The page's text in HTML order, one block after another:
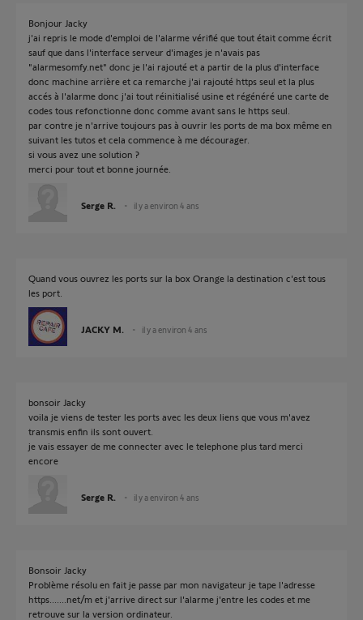
Bonjour Jacky
j'ai repris le mode d'emploi de l'alarme vérifié que tout était comme écrit
sauf que dans l'interface serveur d'images je n'avais pas
"alarmesomfy.net" donc je l'ai rajouté et a partir de la plus d'interface
donc machine arrière et ca remarche j'ai rajouté https seul et la plus
accés à l'alarme donc j'ai tout réinitialisé usine et régénéré une carte de
codes tous refonctionne donc comme avant sans le https seul.
par contre je n'arrive toujours pas à ouvrir les ports de ma box même en
suivant les tutos et cela commence à me décourager.
si vous avez une solution ?
merci pour tout et bonne journée.
Serge R. il y a environ 4 ans
Quand vous ouvrez les ports sur la box Orange la destination c'est tous
les port.
JACKY M. il y a environ 4 ans
bonsoir Jacky
voila je viens de tester les ports avec les deux liens que vous m'avez
transmis enfin ils sont ouvert.
je vais essayer de me connecter avec le telephone plus tard merci
encore
Serge R. il y a environ 4 ans
Bonsoir Jacky
Problème résolu en fait je passe par mon navigateur je tape l'adresse
https.......net/m et j'arrive direct sur l'alarme j'entre les codes et me
retrouve sur la version ordinateur.